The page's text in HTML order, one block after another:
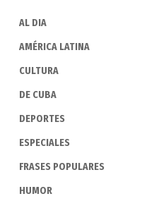
AL DIA
AMÉRICA LATINA
CULTURA
DE CUBA
DEPORTES
ESPECIALES
FRASES POPULARES
HUMOR